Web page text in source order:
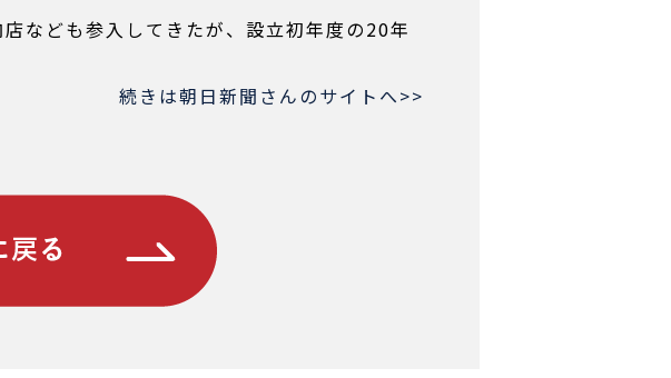
なども参入してきたが、設立初年度の20年
続きは朝日新聞さんのサイトへ>>